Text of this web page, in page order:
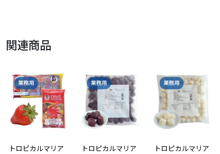
関連商品
業務用
トロピカルマリア
業務用
トロピカルマリア
業務用
トロピカルマリア